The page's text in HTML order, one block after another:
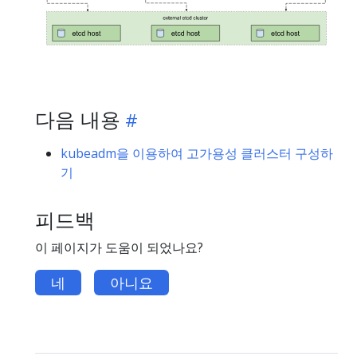
다음 내용
kubeadm을 이용하여 고가용성 클러스터 구성하
기
피드백
이 페이지가 도움이 되었나요?
네 아니요